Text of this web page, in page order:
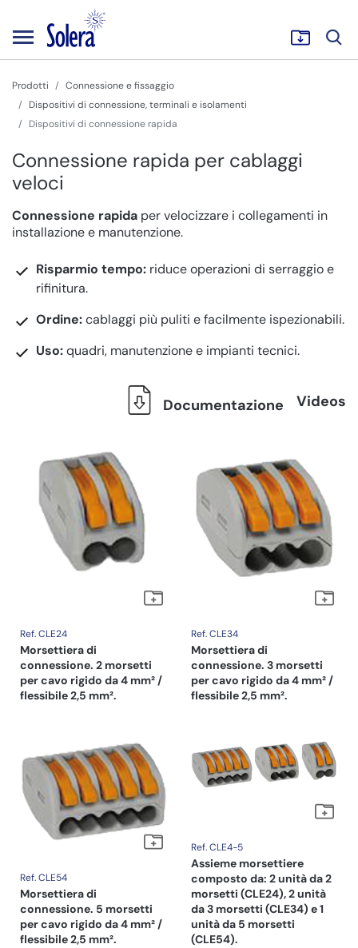
Prodotti
Connessione e fissaggio
Dispositivi di connessione, terminali e isolamenti
Dispositivi di connessione rapida
Connessione rapida per cablaggi
veloci
Connessione rapida per velocizzare i collegamenti in
installazione e manutenzione.
Risparmio tempo: riduce operazioni di serraggio e
rifinitura.
Ordine:cablaggi più puliti e facilmente ispezionabili.
Uso:quadri, manutenzione e impianti tecnici.
Documentazione Videos
Ref. CLE24
Morsettiera di
connessione. 2 morsetti
per cavo rigido da 4 mm² /
flessibile 2,5 mm².
Ref. CLE34
Morsettiera di
connessione. 3 morsetti
per cavo rigido da 4 mm² /
flessibile 2,5 mm².
Ref. CLE54
Morsettiera di
connessione. 5 morsetti
per cavo rigido da 4 mm² /
flessibile 2,5 mm².
Ref. CLE4-5
Assieme morsettiere
composto da: 2 unità da 2
morsetti (CLE24), 2 unità
da 3 morsetti (CLE34) e 1
unità da 5 morsetti
(CLE54).